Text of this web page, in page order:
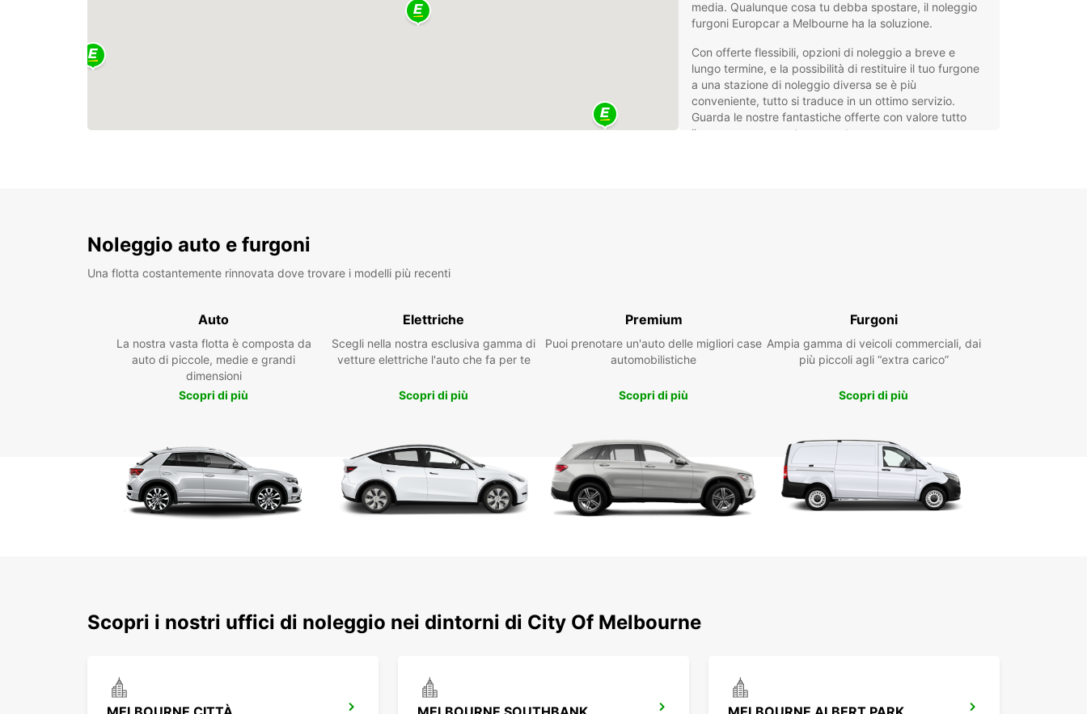
media. Qualunque cosa tu debba spostare, il noleggio
furgoni Europcar a Melbourne ha la soluzione.
Con offerte flessibili, opzioni di noleggio a breve e
lungo termine, e la possibilità di restituire il tuo furgone
a una stazione di noleggio diversa se è più
conveniente, tutto si traduce in un ottimo servizio.
Guarda le nostre fantastiche offerte con valore tutto
l'anno e nessun costo nascosto.
Traslocare a Melbourne
Sei alla tua prima esperienza di trasloco e ti chiedi da
un esperto di imballaggi? In entrambi i casi, la nostra
Imballare tutti i tuoi effetti personali può sembrare
scoraggiante, ma possiamo aiutarti a sfruttare al meglio
lo spazio nel tuo furgone con la nostra guida utile, oltre
a suggerimenti e consigli su come assicurarti che tutti i
Ecco alcuni consigli per guidare un furgone attraverso
Melbourne e oltre:
possa passare sotto strutture come ponti bassi o
ingressi di parcheggi.
Noleggio auto e furgoni
Una flotta costantemente rinnovata dove trovare i modelli più recenti
Auto
La nostra vasta flotta è composta da
auto di piccole, medie e grandi
dimensioni
Scopri di più
Elettriche
Scegli nella nostra esclusiva gamma di
vetture elettriche l'auto che fa per te
Scopri di più
Premium
Puoi prenotare un'auto delle migliori case
automobilistiche
Scopri di più
Furgoni
Ampia gamma di veicoli commerciali, dai
più piccoli agli “extra carico”
Scopri di più
Scopri i nostri uffici di noleggio nei dintorni di City Of Melbourne